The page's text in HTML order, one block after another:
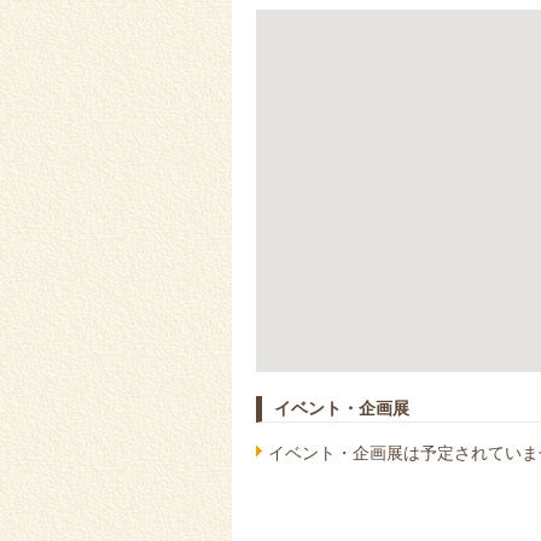
イベント・企画展
イベント・企画展は予定されてい